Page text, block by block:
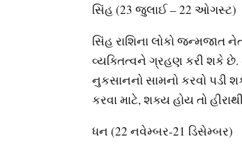
સિંહ (23 જુલાઈ – 22 ઓગસ્ટ)
સિંહ રાશિના લોકો
વ્યક્તિત્વને ગ્રહણ કરી શકે છે.
નુકસાનનો સામનો કરવો પડી
કરવા માટે, શક્ય હોય તો
ધન (22 નવેમ્બર-21 ડિસેમ્બર)